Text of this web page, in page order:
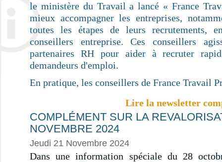
le ministère du Travail a lancé « France
mieux accompagner les entreprises,
toutes les étapes de leurs recrutements,
conseillers entreprise. Ces conseillers
partenaires RH pour aider à recruter
demandeurs d'emploi.
En pratique, les conseillers de France Travail
Lire la newsletter
COMPLÉMENT SUR LA
NOVEMBRE 2024
Jeudi 21 Novembre 2024
Dans une information spéciale du 28